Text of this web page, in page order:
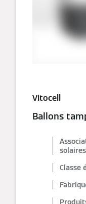
Vitocell
Ballons
Classe